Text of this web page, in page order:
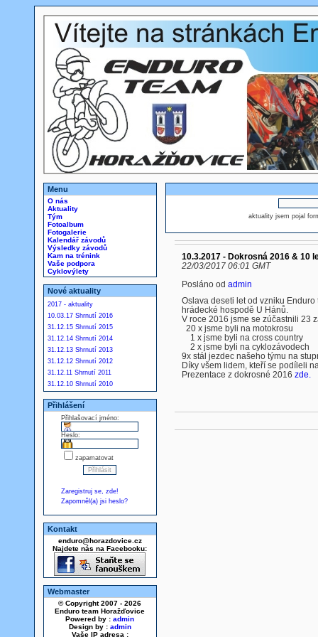
Menu
O nás
Aktuality
Tým
Fotoalbum
Fotogalerie
Kalendář závodů
Výsledky závodů
Kam na trénink
Vaše podpora
Cyklovýlety
Nové aktuality
2017 - aktuality
10.03.17 Shrnutí 2016
31.12.15 Shrnutí 2015
31.12.14 Shrnutí 2014
31.12.13 Shrnutí 2013
31.12.12 Shrnutí 2012
31.12.11 Shrnutí 2011
31.12.10 Shrnutí 2010
Přihlášení
Přihlašovací jméno:
Heslo:
zapamatovat
Zaregistruj se, zde!
Zapomněl(a) jsi heslo?
Kontakt
enduro@horazdovice.cz
Najdete nás na Facebooku:
Webmaster
© Copyright 2007 - 2026
Enduro team Horažďovice
Powered by : admin
Design by : admin
Vaše IP adresa :
aktuality jsem pojal
10.3.2017 - Dokrosná 2016 & 10
22/03/2017 06:01 GMT
Posláno od admin
Oslava deseti let od vzniku
hrádecké hospodě U Hánů.
V roce 2016 jsme se zúčastnili 23
20 x jsme byli na motokrosu
1 x jsme byli na cross country
2 x jsme byli na cyklozávodech
9x stál jezdec našeho týmu na
Díky všem lidem, kteří se podíleli
Prezentace z dokrosné 2016 zde.